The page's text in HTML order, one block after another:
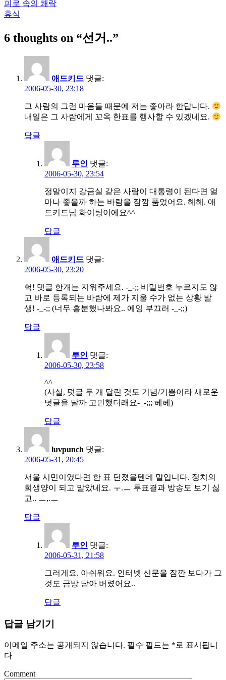
글
탐
색
피로 속의 쾌락
휴식
6 thoughts on “선거..”
애드키드 댓글:
2006-05-30, 23:18
그 사람의 그런 마음들 때문에 저는 좋아라 한답니다.
내일은 그 사람에게 꼬옥 한표를 행사할 수 있겠네요.
답글
루인 댓글:
2006-05-30, 23:54
정말이지 강금실 같은 사람이 대통령이 된다면 얼
마나 좋을까 하는 바람을 잠깜 품었어요. 헤헤. 애
드키드님 화이팅이에요^^
답글
애드키드 댓글:
2006-05-30, 23:20
헉! 댓글 한개는 지워주세요. -_-;; 비밀번호 누르지도 않
고 바로 등록되는 바람에 제가 지울 수가 없는 상황 발
생! -_-;; (너무 흥분했나봐요.. 에잉 부끄러 -_-;;)
답글
루인 댓글:
2006-05-30, 23:58
^^
(사실, 덧글 두 개 달린 것도 기념/기쁨이라 새로운
덧글을 달까 고민했더래요-_-;;; 헤헤)
답글
luvpunch 댓글:
2006-05-31, 20:45
서울 시민이였다면 한 표 던졌을텐데 말입니다. 정치의
희생양이 되고 말았네요. ㅜ.ㅡ 투표결과 방송도 보기 싫
고.. ㅡ,.ㅡ
답글
루인 댓글:
2006-05-31, 21:58
그러게요. 아쉬워요. 인터넷 신문을 잠깐 보다가 그
것도 금방 닫아 버렸어요..
답글
답글 남기기
이메일 주소는 공개되지 않습니다. 필수 필드는 *로 표시됩니
다
Comment